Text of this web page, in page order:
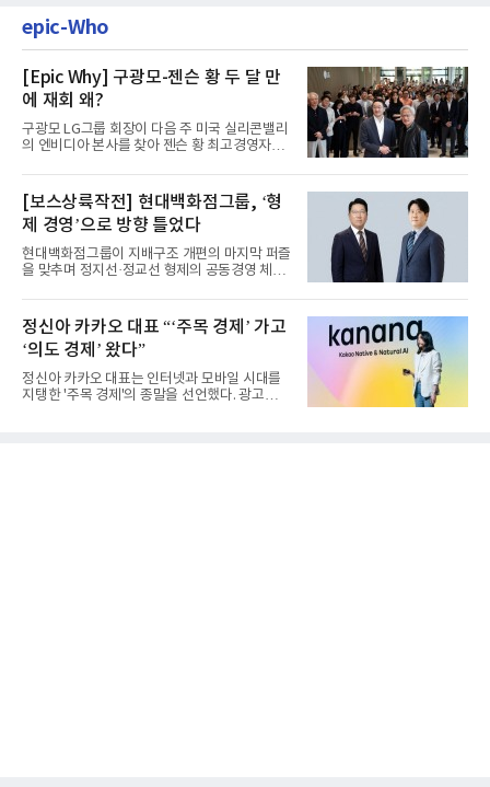
epic-Who
[Epic Why] 구광모-젠슨 황 두 달 만
에 재회 왜?
구광모 LG그룹 회장이 다음 주 미국 실리콘밸리
의 엔비디아 본사를 찾아 젠슨 황 최고경영자
[보스상륙작전] 현대백화점그룹, ‘형
제 경영’으로 방향 틀었다
현대백화점그룹이 지배구조 개편의 마지막 퍼즐
을 맞추며 정지선·정교선 형제의 공동경영 체제
정신아 카카오 대표 “‘주목 경제’ 가고
‘의도 경제’ 왔다”
정신아 카카오 대표는 인터넷과 모바일 시대를
지탱한 '주목 경제'의 종말을 선언했다. 광고를